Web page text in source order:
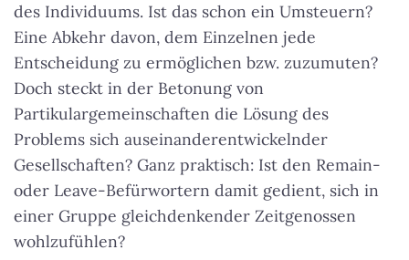
des Individuums. Ist das schon ein Umsteuern?
Eine Abkehr davon, dem Einzelnen jede
Entscheidung zu ermöglichen bzw. zuzumuten?
Doch steckt in der Betonung von
Partikulargemeinschaften die Lösung des
Problems sich auseinanderentwickelnder
Gesellschaften? Ganz praktisch: Ist den Remain-
oder Leave-Befürwortern damit gedient, sich in
einer Gruppe gleichdenkender Zeitgenossen
wohlzufühlen?